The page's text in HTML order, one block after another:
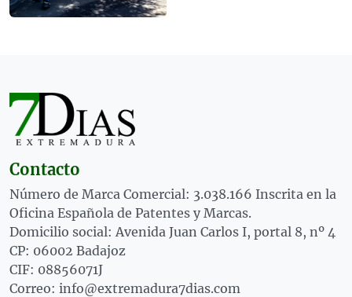
Contacto
Número de Marca Comercial: 3.038.166 Inscrita en la
Oficina Española de Patentes y Marcas.
Domicilio social: Avenida Juan Carlos I, portal 8, nº 4
CP: 06002 Badajoz
CIF: 08856071J
Correo: info@extremadura7dias.com